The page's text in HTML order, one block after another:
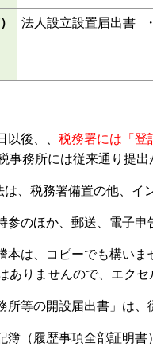
法人設立設置届出書
以後、、 税務署には「登
事務所には従来通り提出
、税務署備置の他、イ
参のほか、郵送、電子申
本は、コピーでも構いま
ありませんので、エク
所等の開設届出書」は、
簿（履歴事項全部証明書